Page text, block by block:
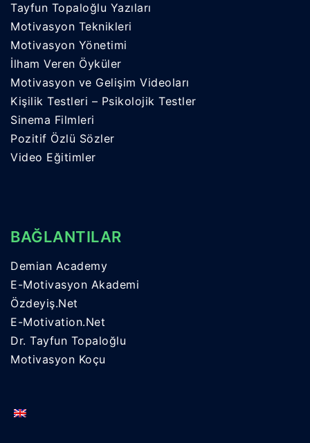
Tayfun Topaloğlu Yazıları
Motivasyon Teknikleri
Motivasyon Yönetimi
İlham Veren Öyküler
Motivasyon ve Gelişim Videoları
Kişilik Testleri – Psikolojik Testler
Sinema Filmleri
Pozitif Özlü Sözler
Video Eğitimler
BAĞLANTILAR
Demian Academy
E-Motivasyon Akademi
Özdeyiş.Net
E-Motivation.Net
Dr. Tayfun Topaloğlu
Motivasyon Koçu